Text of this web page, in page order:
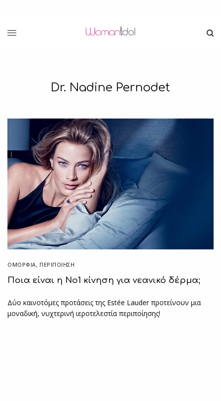
Dr. Nadine Pernodet
ΟΜΟΡΦΙΑ, ΠΕΡΙΠΟΊΗΣΗ
Ποια είναι η Νο1 κίνηση για νεανικό δέρμα;
Δύο καινοτόμες προτάσεις της Estée Lauder προτείνουν μια
μοναδική, νυχτερινή ιεροτελεστία περιποίησης!